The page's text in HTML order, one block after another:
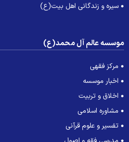
سیره و زندگانی اهل بیت(ع)
عالم آل محمد(ع)
مرکز فقهی
اخبار موسسه
اخلاق و تربیت
مشاوره اسلامی
تفسیر و علوم قرآنی